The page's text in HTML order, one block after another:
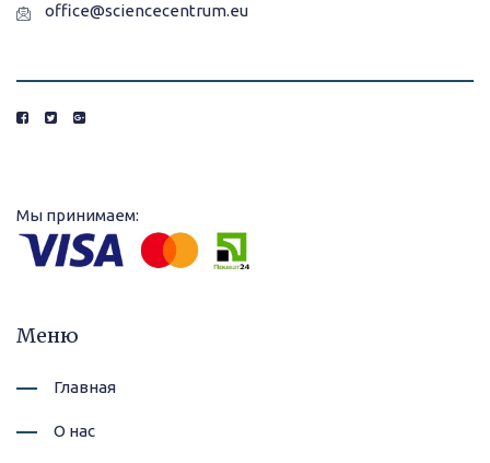
office@sciencecentrum.eu
Мы принимаем:
Меню
Главная
О нас